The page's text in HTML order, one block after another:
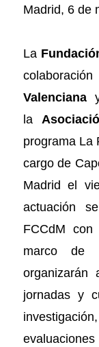
Madrid, 6 de
La
Valencianay
la
programa La
cargo de
Madrid el
actuación
FCCdM
marco de
organizarán
jornadas y